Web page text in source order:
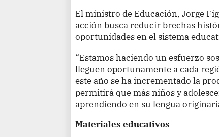
El ministro de Educación, Jorge
acción busca reducir brechas
oportunidades en el sistema
“Estamos haciendo un esfuerzo
lleguen oportunamente a cada
este año se ha incrementado la
permitirá que más niños y
aprendiendo en su lengua
Materiales educativos